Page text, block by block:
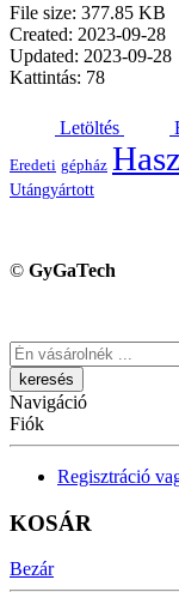
File size: 377.85 KB
Created: 2023-09-28
Updated: 2023-09-28
Kattintás: 78
Letöltés
Eredeti gépház
Utángyártott
© GyGaTech
Keresés
Navigáció
Fiók
Regisztráció
KOSÁR
Bezár